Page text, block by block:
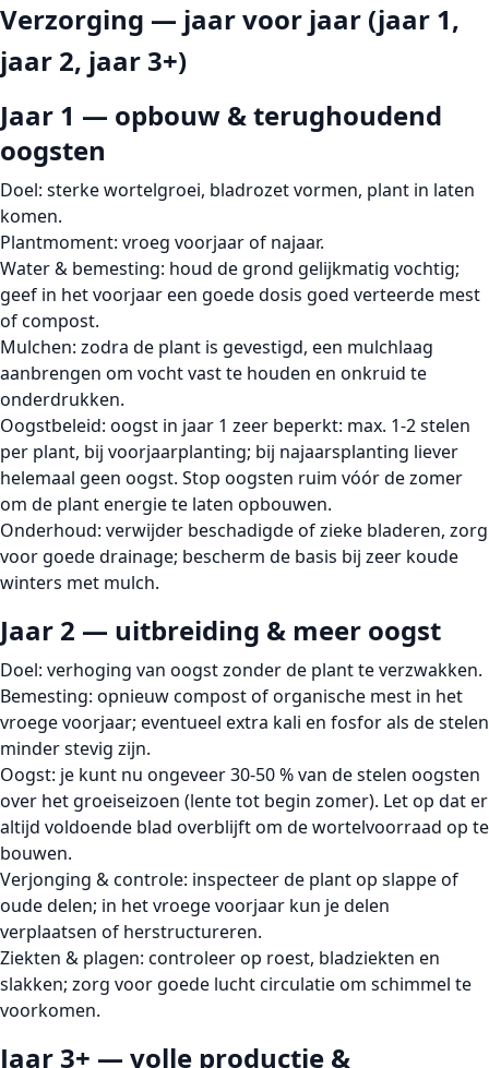
Verzorging — jaar voor jaar (jaar 1,
jaar 2, jaar 3+)
Jaar 1 — opbouw & terughoudend
oogsten
Doel: sterke wortelgroei, bladrozet vormen, plant in laten
komen.
Plantmoment: vroeg voorjaar of najaar.
Water & bemesting: houd de grond gelijkmatig vochtig;
geef in het voorjaar een goede dosis goed verteerde mest
of compost.
Mulchen: zodra de plant is gevestigd, een mulchlaag
aanbrengen om vocht vast te houden en onkruid te
onderdrukken.
Oogstbeleid: oogst in jaar 1 zeer beperkt: max. 1-2 stelen
per plant, bij voorjaarplanting; bij najaarsplanting liever
helemaal geen oogst. Stop oogsten ruim vóór de zomer
om de plant energie te laten opbouwen.
Onderhoud: verwijder beschadigde of zieke bladeren, zorg
voor goede drainage; bescherm de basis bij zeer koude
winters met mulch.
Jaar 2 — uitbreiding & meer oogst
Doel: verhoging van oogst zonder de plant te verzwakken.
Bemesting: opnieuw compost of organische mest in het
vroege voorjaar; eventueel extra kali en fosfor als de stelen
minder stevig zijn.
Oogst: je kunt nu ongeveer 30-50 % van de stelen oogsten
over het groeiseizoen (lente tot begin zomer). Let op dat er
altijd voldoende blad overblijft om de wortelvoorraad op te
bouwen.
Verjonging & controle: inspecteer de plant op slappe of
oude delen; in het vroege voorjaar kun je delen
verplaatsen of herstructureren.
Ziekten & plagen: controleer op roest, bladziekten en
slakken; zorg voor goede lucht circulatie om schimmel te
voorkomen.
Jaar 3+ — volle productie &